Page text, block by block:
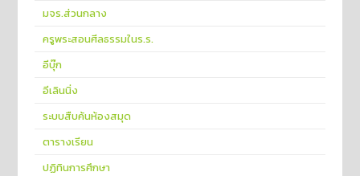
มจร.ส่วนกลาง
ครูพระสอนศีลธรรมในร.ร.
อีบุ๊ก
อีเลินนิ่ง
ระบบสืบค้นห้องสมุด
ตารางเรียน
ปฏิทินการศึกษา